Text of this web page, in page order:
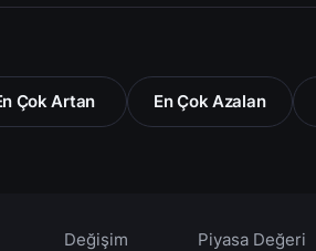
Çok Artan En Çok Azalan
Değişim Piyasa Değeri